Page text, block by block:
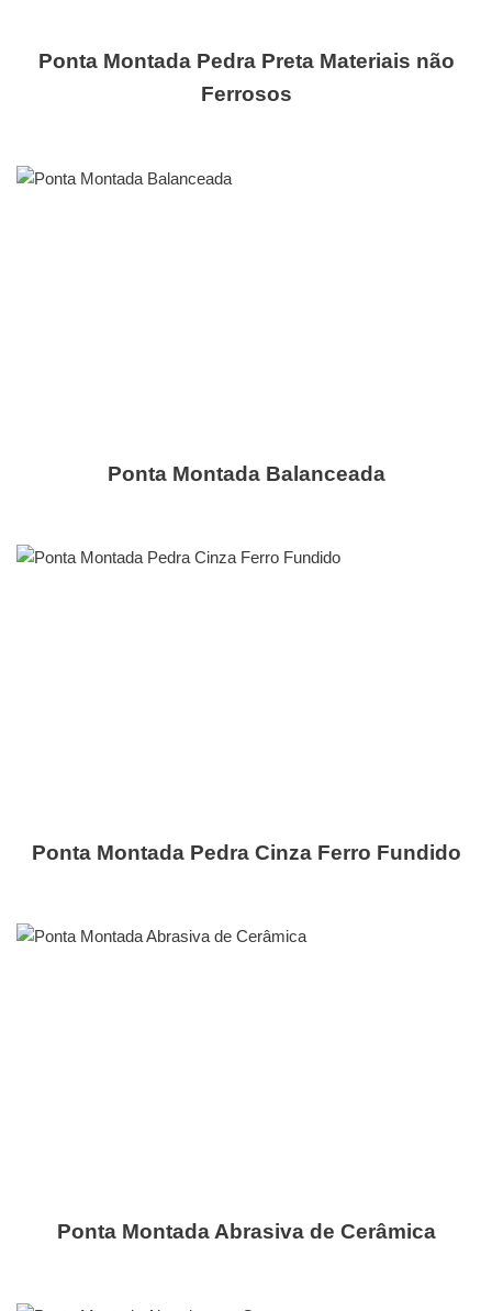
Ponta Montada Pedra Preta Materiais não
Ferrosos
Ponta Montada Balanceada
Ponta Montada Pedra Cinza Ferro Fundido
Ponta Montada Abrasiva de Cerâmica